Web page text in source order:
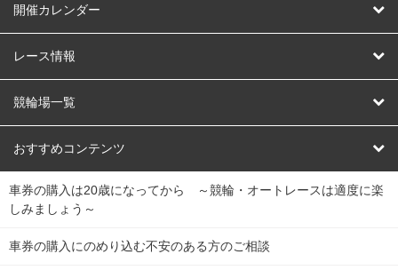
はじめての方へ
開催カレンダー
競輪
オートレース
競輪くじ
Dokanto!
チャリロトプラザ
レース情報
レース予想
レース結果
キャリーオーバー一覧
競輪場一覧
北日本 函館競輪場
関
東
弥彦競輪場 前橋競輪場 取手競輪場 宇都宮競輪場
おすすめコンテンツ
競輪選手情報
Perfecta Navi
車券の購入は20歳になってから ～競輪・オートレースは適度に楽
しみましょう～
車券の購入にのめり込む不安のある方のご相談